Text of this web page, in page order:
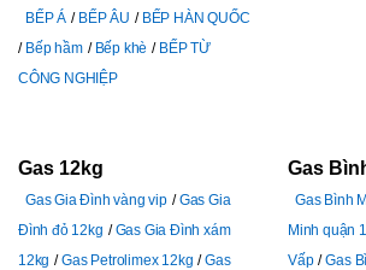
BẾP Á BẾP ÂU
BẾP HÀN QUỐC
Bếp hầm
Bếp khè
BẾP TỪ
CÔNG NGHIỆP
Gas 12kg
Gas Gia Đình vàng vip
Gas Gia
Đình đỏ 12kg
Gas Gia Đình xám
12kg
Gas Petrolimex 12kg
Gas
Gas
Gas Bình
Minh quận
Vấp
Gas